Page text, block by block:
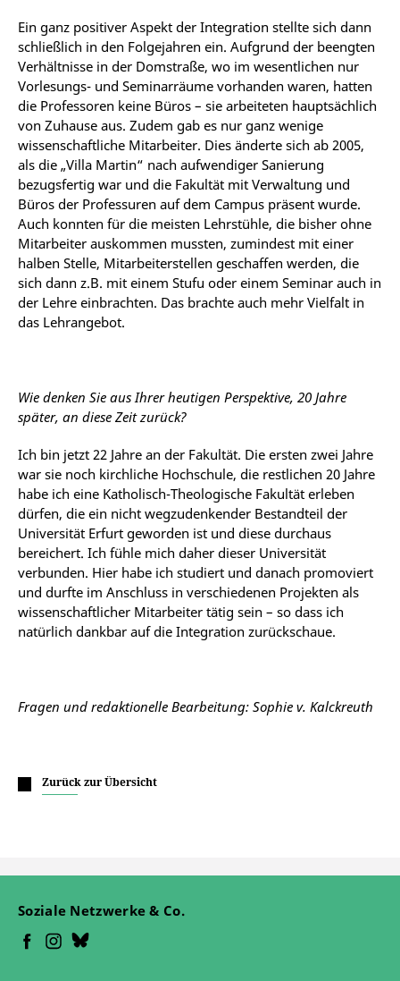
Ein ganz positiver Aspekt der Integration stellte sich dann
schließlich in den Folgejahren ein. Aufgrund der beengten
Verhältnisse in der Domstraße, wo im wesentlichen nur
Vorlesungs- und Seminarräume vorhanden waren, hatten
die Professoren keine Büros – sie arbeiteten hauptsächlich
von Zuhause aus. Zudem gab es nur ganz wenige
wissenschaftliche Mitarbeiter. Dies änderte sich ab 2005,
als die „Villa Martin“ nach aufwendiger Sanierung
bezugsfertig war und die Fakultät mit Verwaltung und
Büros der Professuren auf dem Campus präsent wurde.
Auch konnten für die meisten Lehrstühle, die bisher ohne
Mitarbeiter auskommen mussten, zumindest mit einer
halben Stelle, Mitarbeiterstellen geschaffen werden, die
sich dann z.B. mit einem Stufu oder einem Seminar auch in
der Lehre einbrachten. Das brachte auch mehr Vielfalt in
das Lehrangebot.
Wie denken Sie aus Ihrer heutigen Perspektive, 20 Jahre
später, an diese Zeit zurück?
Ich bin jetzt 22 Jahre an der Fakultät. Die ersten zwei Jahre
war sie noch kirchliche Hochschule, die restlichen 20 Jahre
habe ich eine Katholisch-Theologische Fakultät erleben
dürfen, die ein nicht wegzudenkender Bestandteil der
Universität Erfurt geworden ist und diese durchaus
bereichert. Ich fühle mich daher dieser Universität
verbunden. Hier habe ich studiert und danach promoviert
und durfte im Anschluss in verschiedenen Projekten als
wissenschaftlicher Mitarbeiter tätig sein – so dass ich
natürlich dankbar auf die Integration zurückschaue.
Fragen und redaktionelle Bearbeitung: Sophie v. Kalckreuth
Zurück zur Übersicht
Soziale Netzwerke & Co.